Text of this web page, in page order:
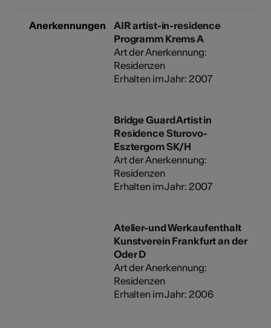
Anerkennungen
AIR artist-in-residence
Programm Krems A
Art der Anerkennung:
Residenzen
Erhalten im Jahr: 2007
Bridge Guard Artist in
Residence Sturovo-
Esztergom SK/H
Art der Anerkennung:
Residenzen
Erhalten im Jahr: 2007
Atelier-und Werkaufenthalt
Kunstverein Frankfurt an der
Oder D
Art der Anerkennung:
Residenzen
Erhalten im Jahr: 2006